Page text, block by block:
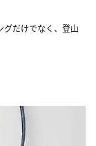
グだけでなく、登山